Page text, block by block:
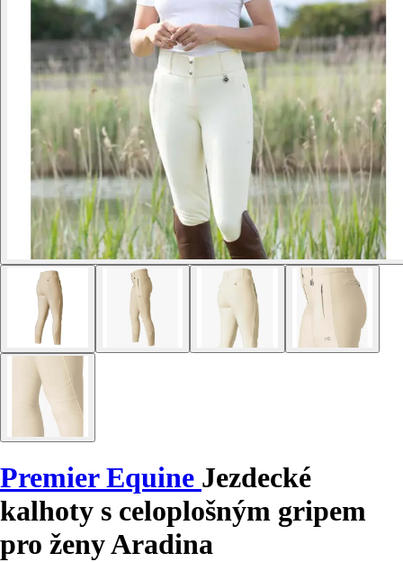
Premier Equine Jezdecké
kalhoty s celoplošným gripem
pro ženy Aradina